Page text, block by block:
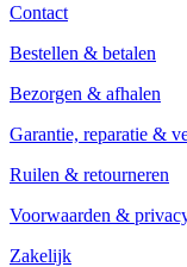
Contact
Bestellen & betalen
Bezorgen & afhalen
Garantie, reparatie &
Ruilen & retourneren
Voorwaarden &
Zakelijk